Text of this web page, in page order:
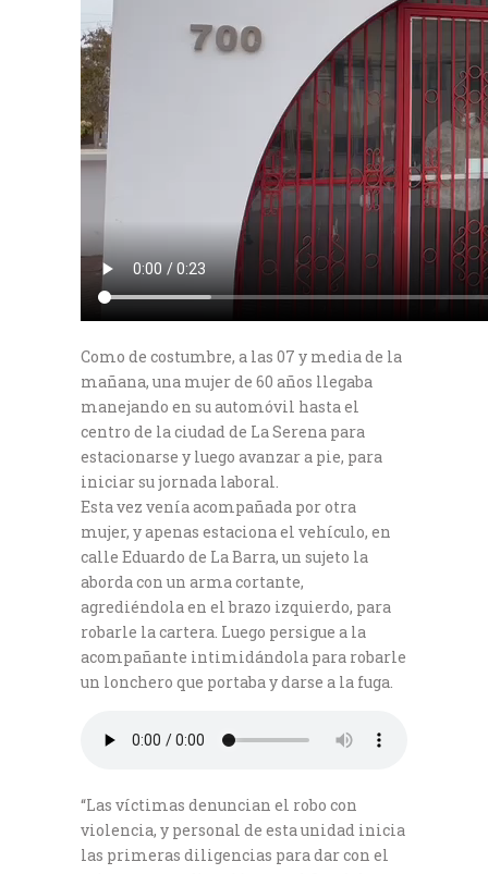
Como de costumbre, a las 07 y media de la
mañana, una mujer de 60 años llegaba
manejando en su automóvil hasta el
centro de la ciudad de La Serena para
estacionarse y luego avanzar a pie, para
iniciar su jornada laboral.
Esta vez venía acompañada por otra
mujer, y apenas estaciona el vehículo, en
calle Eduardo de La Barra, un sujeto la
aborda con un arma cortante,
agrediéndola en el brazo izquierdo, para
robarle la cartera. Luego persigue a la
acompañante intimidándola para robarle
un lonchero que portaba y darse a la fuga.
“Las víctimas denuncian el robo con
violencia, y personal de esta unidad inicia
las primeras diligencias para dar con el